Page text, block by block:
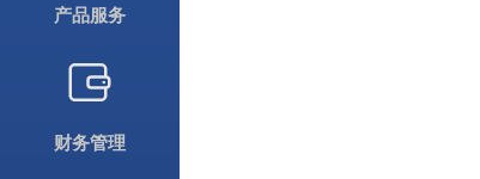
产品服务
财务管理